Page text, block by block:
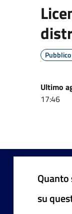
Ultimo
17:46
su